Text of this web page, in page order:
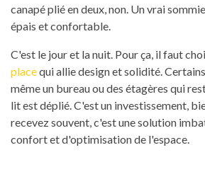
canapé plié en deux, non. Un vrai
épais et confortable.
C'est le jour et la nuit. Pour ça, il faut
placequi allie design et solidité.
même un bureau ou des étagères qui
lit est déplié. C'est un investissement,
recevez souvent, c'est une solution
confort et d'optimisation de l'espace.